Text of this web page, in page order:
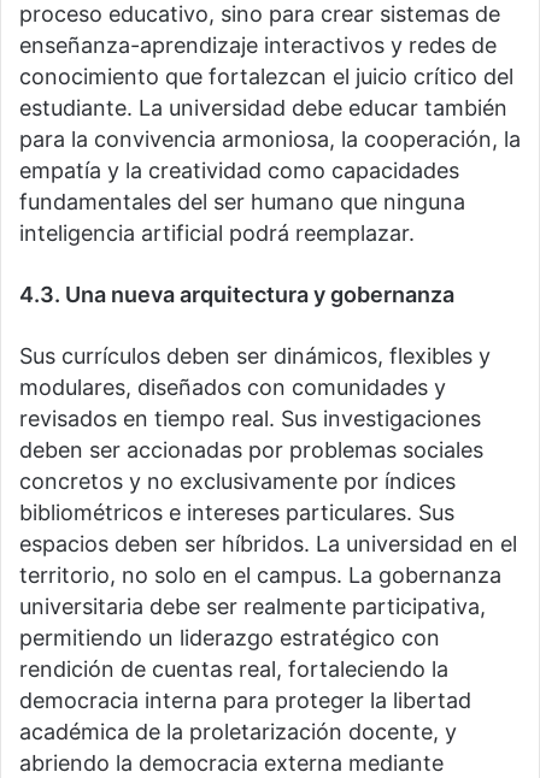
proceso educativo, sino para crear sistemas de
enseñanza-aprendizaje interactivos y redes de
conocimiento que fortalezcan el juicio crítico del
estudiante. La universidad debe educar también
para la convivencia armoniosa, la cooperación, la
empatía y la creatividad como capacidades
fundamentales del ser humano que ninguna
inteligencia artificial podrá reemplazar.
4.3. Una nueva arquitectura y gobernanza
Sus currículos deben ser dinámicos, flexibles y
modulares, diseñados con comunidades y
revisados en tiempo real. Sus investigaciones
deben ser accionadas por problemas sociales
concretos y no exclusivamente por índices
bibliométricos e intereses particulares. Sus
espacios deben ser híbridos. La universidad en el
territorio, no solo en el campus. La gobernanza
universitaria debe ser realmente participativa,
permitiendo un liderazgo estratégico con
rendición de cuentas real, fortaleciendo la
democracia interna para proteger la libertad
académica de la proletarización docente, y
abriendo la democracia externa mediante